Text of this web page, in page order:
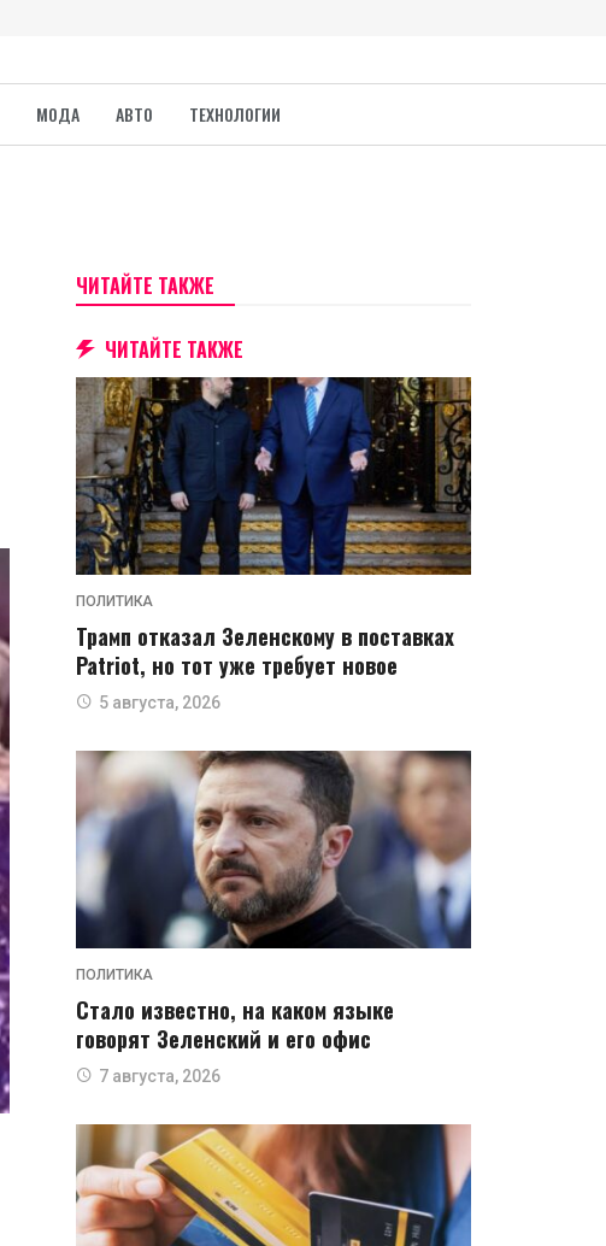
МОДА АВТО ТЕХНОЛОГИИ
ЧИТАЙТЕ ТАКЖЕ
ЧИТАЙТЕ ТАКЖЕ
ПОЛИТИКА
Трамп отказал Зеленскому в поставках
Patriot, но тот уже требует новое
5 августа, 2026
ПОЛИТИКА
Стало известно, на каком языке
говорят Зеленский и его офис
7 августа, 2026